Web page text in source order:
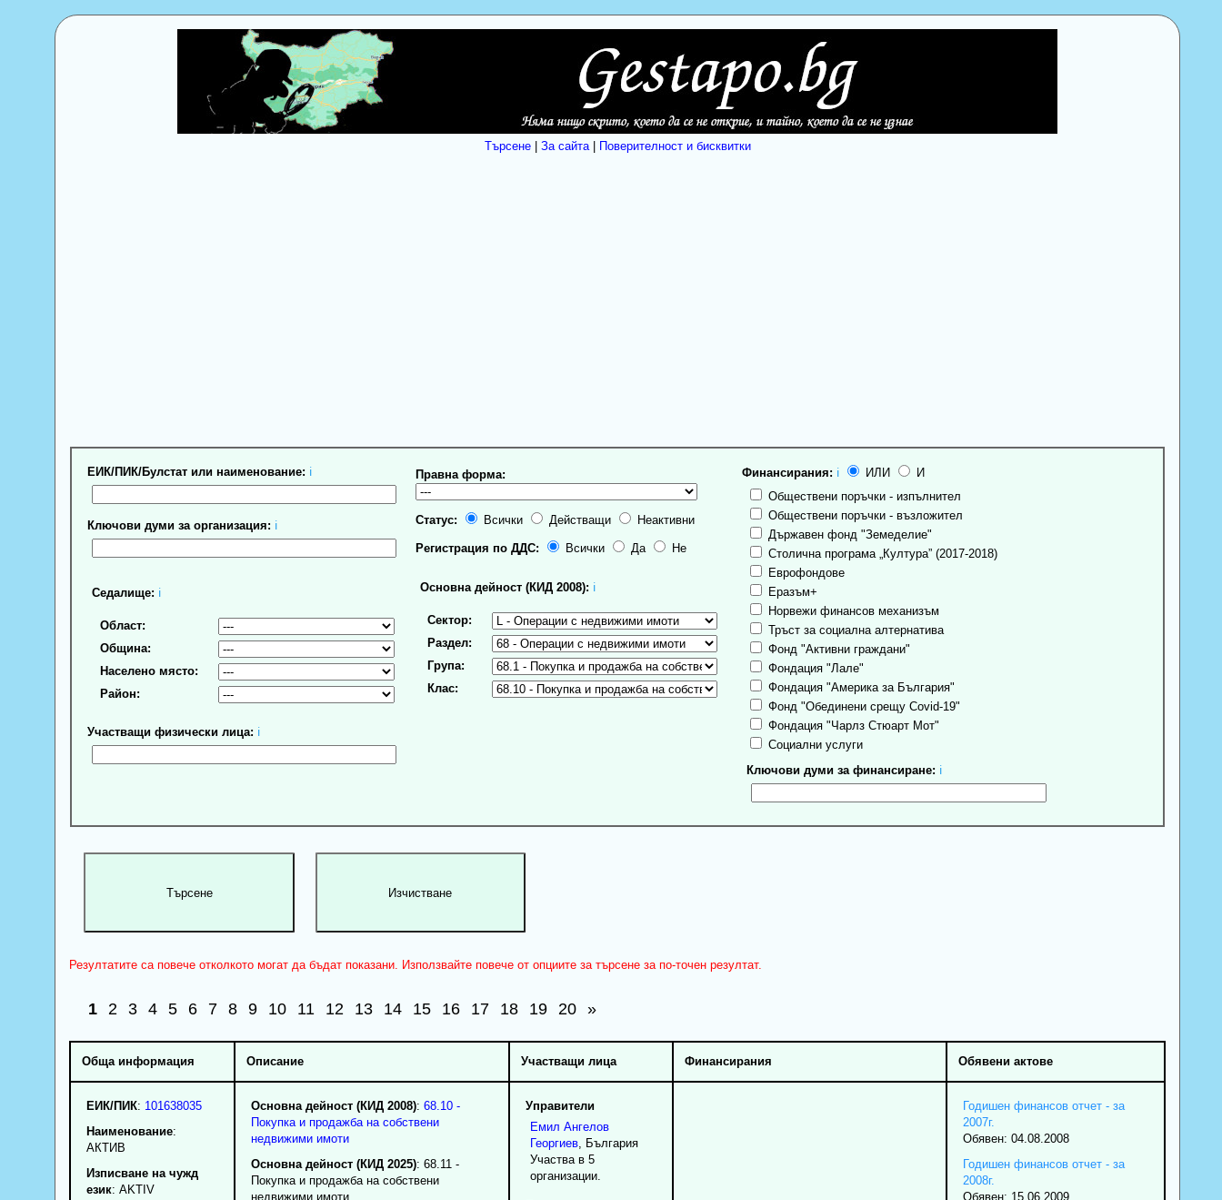
Търсене| За сайта| Поверителност и бисквитки
ЕИК/ПИК/Булстат или наименование: ℹ
Ключови думи за организация: ℹ
Седалище: ℹ
Област:
Община:
Населено място:
Район:
Участващи физически лица: ℹ
Правна форма:
Статус: Всички Действащи Неактивни
Регистрация по ДДС: Всички Да Не
Основна дейност (КИД 2008): ℹ
Сектор:
Раздел:
Група:
Клас:
Финансирания: ℹ ИЛИ
И
Обществени поръчки - изпълнител
Обществени поръчки - възложител
Държавен фонд "Земеделие"
Столична програма „Култура” (2017-2018)
Еврофондове
Еразъм+
Норвежи финансов механизъм
Тръст за социална алтернатива
Фонд "Активни граждани"
Фондация "Лале"
Фондация "Америка за България"
Фонд "Обединени срещу Covid-19"
Фондация "Чарлз Стюарт Мот"
Социални услуги
Ключови думи за финансиране: ℹ
Резултатите са повече отколкото могат да бъдат показани. Използвайте повече от опциите за търсене за по-точен резултат.
1 2 3 4 5 6 7 8 9 10 11 12 13 14 15 16 17 18 19 20 »
Обща информация Описание Участващи лица Финансирания Обявени актове
ЕИК/ПИК: 101638035
Наименование:
АКТИВ
Изписване на чужд
език: AKTIV
Основна дейност (КИД 2008): 68.10 -
Покупка и продажба на собствени
недвижими имоти
Основна дейност (КИД 2025): 68.11 -
Покупка и продажба на собствени
недвижими имоти
Управители
Емил Ангелов
Георгиев, България
Участва в 5
организации.
Годишен финансов отчет - за
2007г.
Обявен: 04.08.2008
Годишен финансов отчет - за
2008г.
Обявен: 15.06.2009